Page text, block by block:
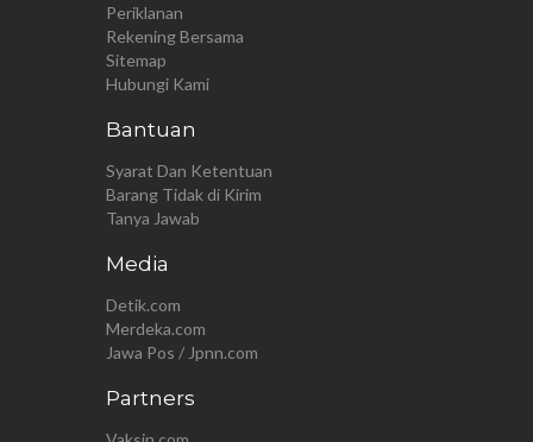
Periklanan
Rekening Bersama
Sitemap
Hubungi Kami
Bantuan
Syarat Dan Ketentuan
Barang Tidak di Kirim
Tanya Jawab
Media
Detik.com
Merdeka.com
Jawa Pos / Jpnn.com
Partners